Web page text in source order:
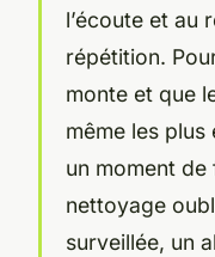
l’écoute et au
répétition.
monte et que
même les
un moment
nettoyage
surveillée, un